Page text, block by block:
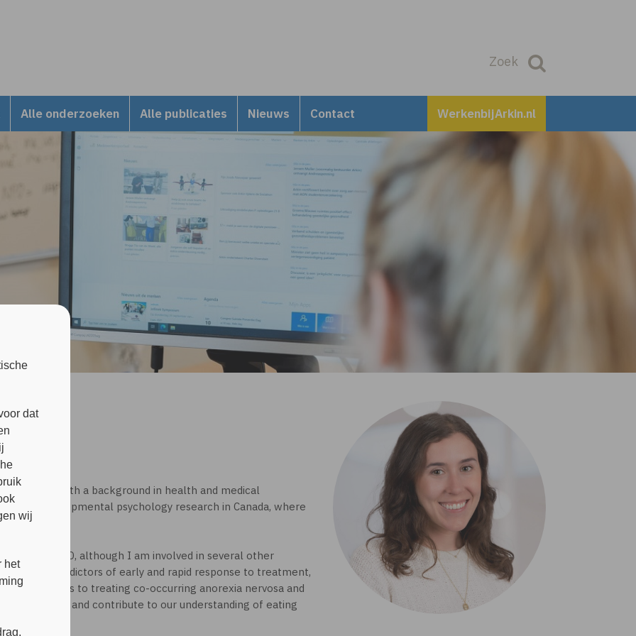
Zoek
Alle onderzoeken Alle publicaties Nieuws Contact WerkenbijArkin.nl
Zoek
Novarum, with a background in health and medical
and developmental psychology research in Canada, where
and PTSD, although I am involved in several other
the predictors of early and rapid response to treatment,
approaches to treating co-occurring anorexia nervosa and
group and contribute to our understanding of eating
dat
wij
het